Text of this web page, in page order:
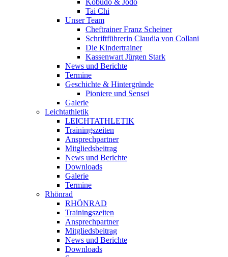
Kobudō & Jōdō
Tai Chi
Unser Team
Cheftrainer Franz Scheiner
Schriftführerin Claudia von Collani
Die Kindertrainer
Kassenwart Jürgen Stark
News und Berichte
Termine
Geschichte & Hintergründe
Pioniere und Sensei
Galerie
Leichtathletik
LEICHTATHLETIK
Trainingszeiten
Ansprechpartner
Mitgliedsbeitrag
News und Berichte
Downloads
Galerie
Termine
Rhönrad
RHÖNRAD
Trainingszeiten
Ansprechpartner
Mitgliedsbeitrag
News und Berichte
Downloads